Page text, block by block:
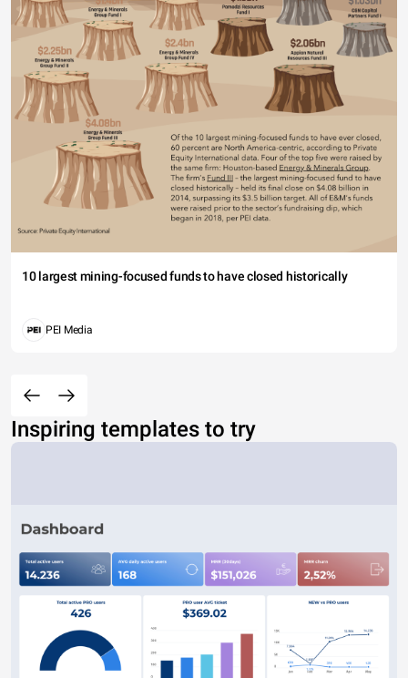
10 largest mining-focused funds to have closed historically
PEI Media
Inspiring templates to try